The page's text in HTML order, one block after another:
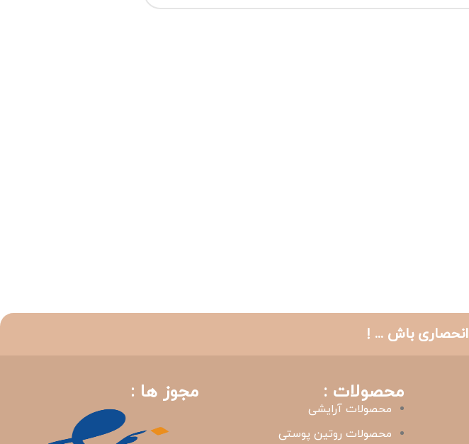
انحصاری باش ... !
محصولات :
محصولات آرایشی
محصولات روتین پوستی
مجوز ها :